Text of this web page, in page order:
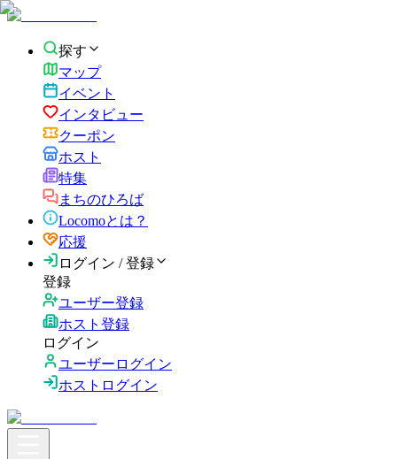
探す
マップ
イベント
インタビュー
クーポン
ホスト
特集
まちのひろば
Locomoとは？
応援
ログイン / 登録
登録
ユーザー登録
ホスト登録
ログイン
ユーザーログイン
ホストログイン